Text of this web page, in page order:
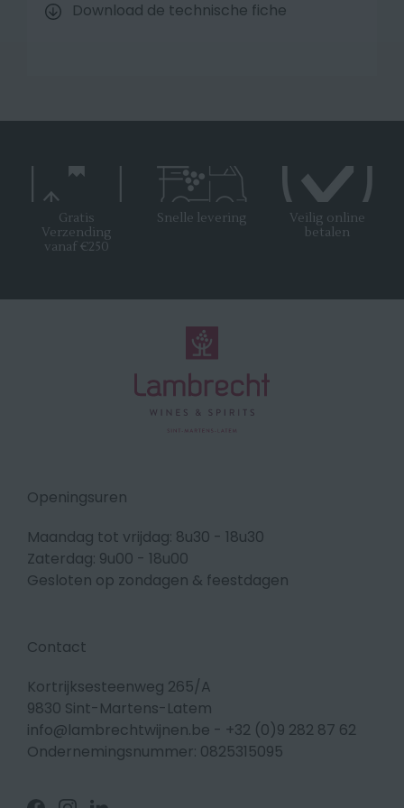
Download de technische fiche
Gratis
Verzending
vanaf €250
Snelle levering
Veilig online
betalen
Openingsuren
Maandag tot vrijdag: 8u30 - 18u30
Zaterdag: 9u00 - 18u00
Gesloten op zondagen & feestdagen
Contact
Kortrijksesteenweg 265/A
9830 Sint-Martens-Latem
info@lambrechtwijnen.be - +32 (0)9 282 87 62
Ondernemingsnummer: 0825315095